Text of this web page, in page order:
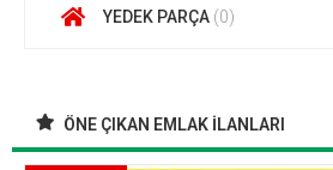
YEDEK PARÇA (0)
ÖNE ÇIKAN EMLAK İLANLARI